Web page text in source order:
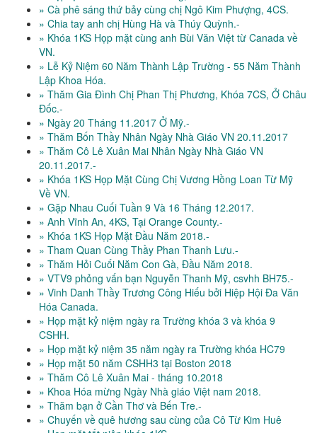
» Cà phê sáng thứ bảy cùng chị Ngô Kim Phượng, 4CS.
» Chia tay anh chị Hùng Hà và Thúy Quỳnh.-
» Khóa 1KS Họp mặt cùng anh Bùi Văn Việt từ Canada về
VN.
» Lễ Kỷ Niệm 60 Năm Thành Lập Trường - 55 Năm Thành
Lập Khoa Hóa.
» Thăm Gia Đình Chị Phan Thị Phương, Khóa 7CS, Ở Châu
Đốc.-
» Ngày 20 Tháng 11.2017 Ở Mỹ.-
» Thăm Bốn Thầy Nhân Ngày Nhà Giáo VN 20.11.2017
» Thăm Cô Lê Xuân Mai Nhân Ngày Nhà Giáo VN
20.11.2017.-
» Khóa 1KS Họp Mặt Cùng Chị Vương Hồng Loan Từ Mỹ
Về VN.
» Gặp Nhau Cuối Tuần 9 Và 16 Tháng 12.2017.
» Anh Vĩnh An, 4KS, Tại Orange County.-
» Khóa 1KS Họp Mặt Đầu Năm 2018.-
» Tham Quan Cùng Thầy Phan Thanh Lưu.-
» Thăm Hỏi Cuối Năm Con Gà, Đầu Năm 2018.
» VTV9 phỏng vấn bạn Nguyễn Thanh Mỹ, csvhh BH75.-
» Vinh Danh Thầy Trương Công Hiếu bởi Hiệp Hội Đa Văn
Hóa Canada.
» Họp mặt kỷ niệm ngày ra Trường khóa 3 và khóa 9
CSHH.
» Họp mặt kỷ niệm 35 năm ngày ra Trường khóa HC79
» Họp mặt 50 năm CSHH3 tại Boston 2018
» Thăm Cô Lê Xuân Mai - tháng 10.2018
» Khoa Hóa mừng Ngày Nhà giáo Việt nam 2018.
» Thăm bạn ở Cần Thơ và Bến Tre.-
» Chuyến về quê hương sau cùng của Cô Từ Kim Huê